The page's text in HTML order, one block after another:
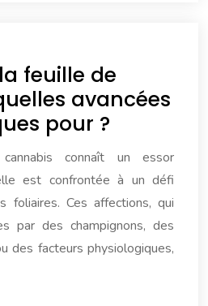
feuille de
avancées
pour ?
connaît un essor
est confrontée à un défi
foliaires. Ces affections, qui
par des champignons, des
des facteurs physiologiques,